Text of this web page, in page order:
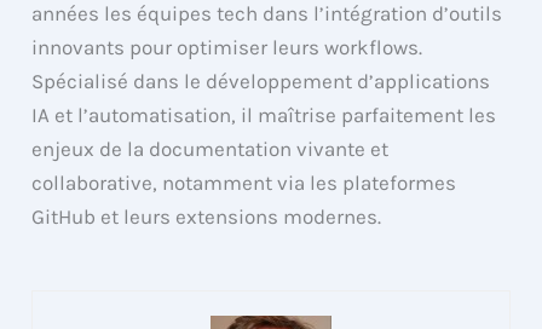
années les équipes tech dans l’intégration d’outils
innovants pour optimiser leurs workflows.
Spécialisé dans le développement d’applications
IA et l’automatisation, il maîtrise parfaitement les
enjeux de la documentation vivante et
collaborative, notamment via les plateformes
GitHub et leurs extensions modernes.